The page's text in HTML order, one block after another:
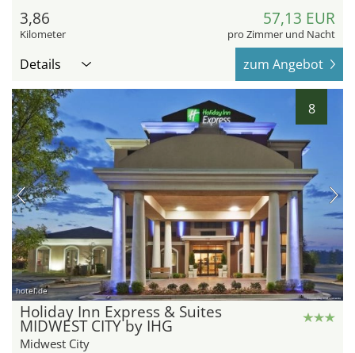
3,86
Kilometer
57,13 EUR
pro Zimmer und Nacht
Details zum Angebot
8
hotel.de
Holiday Inn Express & Suites
MIDWEST CITY by IHG
Midwest City